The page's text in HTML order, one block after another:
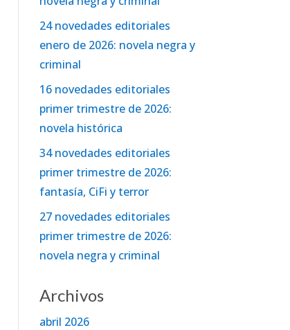
24 novedades editoriales
enero de 2026: novela negra y
criminal
16 novedades editoriales
primer trimestre de 2026:
novela histórica
34 novedades editoriales
primer trimestre de 2026:
fantasía, CiFi y terror
27 novedades editoriales
primer trimestre de 2026:
novela negra y criminal
Archivos
abril 2026